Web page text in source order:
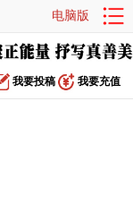
电脑版
我要投稿 我要充值